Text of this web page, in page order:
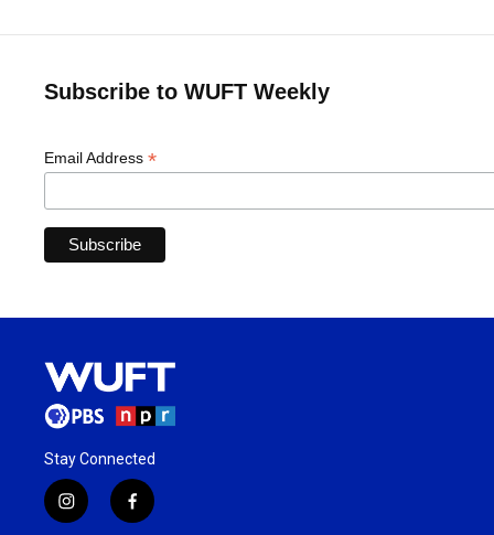
Subscribe to WUFT Weekly
Email Address *
Stay Connected
i
n
f
a